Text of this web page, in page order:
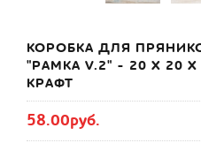
КОРОБКА ДЛЯ
"РАМКА V.2" - 20 Х 20
КРАФТ
58.00руб.